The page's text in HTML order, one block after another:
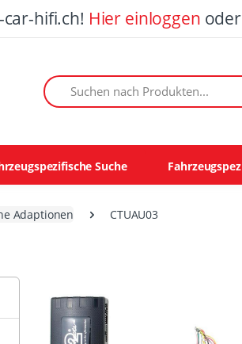
hifi.ch! Hier einloggen
Suchen nach Produkten:
Suche
Adaptionen CTUAU03